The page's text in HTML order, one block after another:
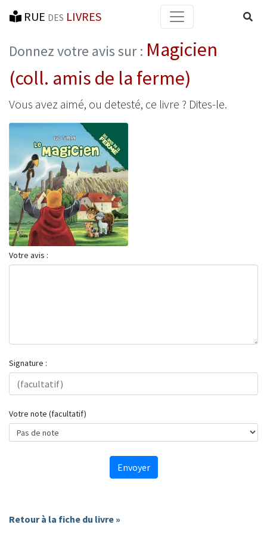
RUE DES LIVRES
Donnez votre avis sur : Magicien
(coll. amis de la ferme)
Vous avez aimé, ou detesté, ce livre ? Dites-le.
Votre avis :
Signature :
Votre note (facultatif)
Envoyer
Retour à la fiche du livre »